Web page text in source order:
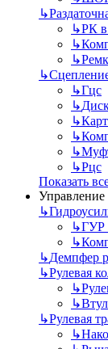
↳
↳РК в
↳
↳
↳
↳Гцс
↳
↳
↳
↳
↳Рцс
Показать
Управление
↳
↳ГУР
↳
↳Демпфер
↳Рулевая
↳
↳
↳Рулевая
↳